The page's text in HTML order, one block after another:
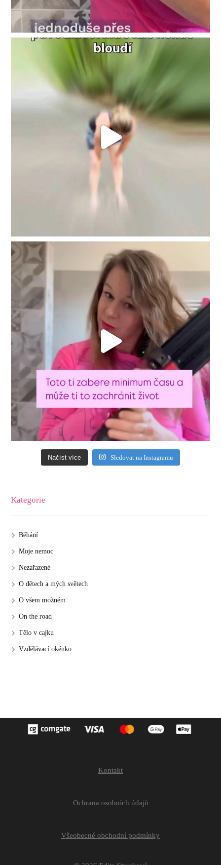
Načíst více Sledovat na Instagramu
Kategorie
Běhání
Moje nemoc
Nezařazené
O dětech a mých světech
O všem možném
On the road
Tělo v cajku
Vzdělávací okénko
Kontakt
Ochrana osobních údajů
Všeobecné obchodní podmínky